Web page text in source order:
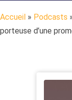
Accueil » Podcasts
porteuse d’une